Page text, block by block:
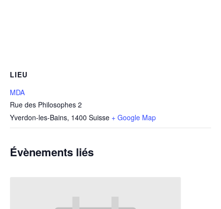
LIEU
MDA
Rue des Philosophes 2
Yverdon-les-Bains, 1400 Suisse + Google Map
Évènements liés